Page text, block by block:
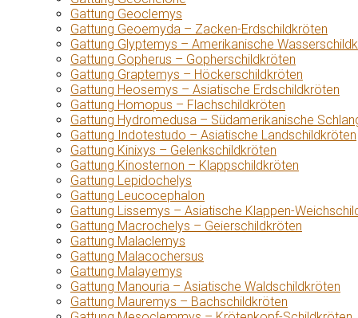
Gattung Geoclemys
Gattung Geoemyda – Zacken-Erdschildkröten
Gattung Glyptemys – Amerikanische
Gattung Gopherus – Gopherschildkröten
Gattung Graptemys – Höckerschildkröten
Gattung Heosemys – Asiatische Erdschildkröten
Gattung Homopus – Flachschildkröten
Gattung Hydromedusa – Südamerikanische
Gattung Indotestudo – Asiatische Landschildkröten
Gattung Kinixys – Gelenkschildkröten
Gattung Kinosternon – Klappschildkröten
Gattung Lepidochelys
Gattung Leucocephalon
Gattung Lissemys – Asiatische Klappen-
Gattung Macrochelys – Geierschildkröten
Gattung Malaclemys
Gattung Malacochersus
Gattung Malayemys
Gattung Manouria – Asiatische Waldschildkröten
Gattung Mauremys – Bachschildkröten